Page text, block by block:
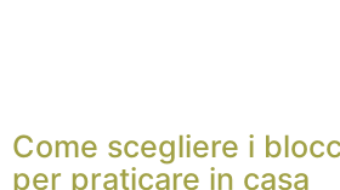
Come scegliere i
per praticare in casa